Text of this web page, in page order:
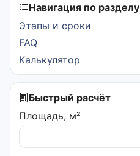
Навигация по разделу
Этапы и сроки
FAQ
Калькулятор
Быстрый расчёт
Площадь, м²